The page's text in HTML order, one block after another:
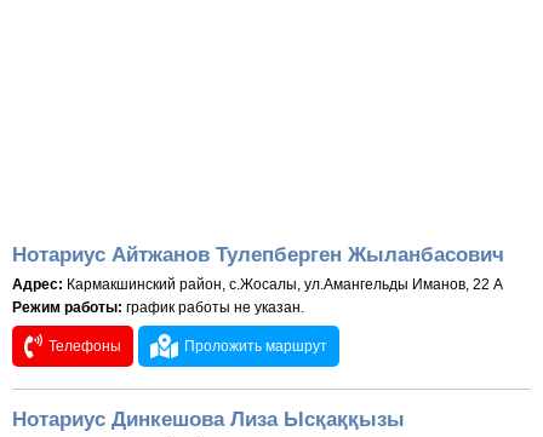
Нотариус Айтжанов Тулепберген Жыланбасович
Адрес: Кармакшинский район, с.Жосалы, ул.Амангельды Иманов, 22 А
Режим работы: график работы не указан.
Телефоны Проложить маршрут
Нотариус Динкешова Лиза Ысқаққызы